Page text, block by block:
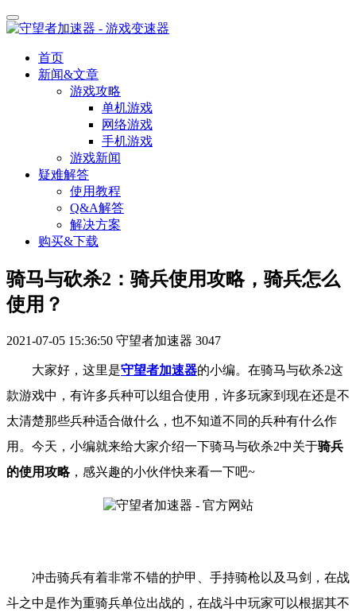
首页
新闻&文章
游戏攻略
单机游戏
网络游戏
手机游戏
游戏新闻
疑难解答
使用教程
Q&A解答
解决方案
购买&下载
骑马与砍杀2：骑兵使用攻略，骑兵怎么
使用？
2021-07-05 15:36:50 守望者加速器 3047
大家好，这里是守望者加速器的小编。 在骑马与砍杀2这
款游戏中，有许多兵种可以组合使用，许多玩家到现在还是不
太清楚那些兵种适合做什么，也不知道不同的兵种有什么作
用。 今天，小编就来给大家介绍一下骑马与砍杀2中关于骑兵
的使用攻略， 感兴趣的小伙伴快来看一下吧~
冲击骑兵有着非常不错的护甲、手持骑枪以及马剑，在战
斗之中是作为重骑兵单位出战的，在战斗中玩家可以根据其不